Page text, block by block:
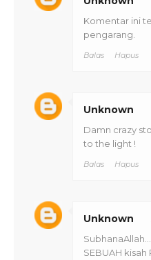
Komentar ini
pengarang.
Balas Hapus
Unknown
Damn crazy
to the light !
Balas Hapus
Unknown
SubhanaAllah...
SEBUAH kisah